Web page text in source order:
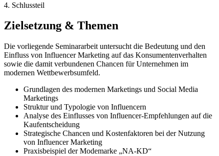
4. Schlussteil
Zielsetzung & Themen
Die vorliegende Seminararbeit untersucht die Bedeutung und den
Einfluss von Influencer Marketing auf das Konsumentenverhalten
sowie die damit verbundenen Chancen für Unternehmen im
modernen Wettbewerbsumfeld.
Grundlagen des modernen Marketings und Social Media
Marketings
Struktur und Typologie von Influencern
Analyse des Einflusses von Influencer-Empfehlungen auf die
Kaufentscheidung
Strategische Chancen und Kostenfaktoren bei der Nutzung
von Influencer Marketing
Praxisbeispiel der Modemarke „NA-KD“